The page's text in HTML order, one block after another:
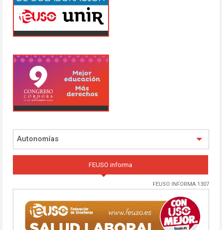
Autonomías
FEUSO informa
FEUSO INFORMA 1307